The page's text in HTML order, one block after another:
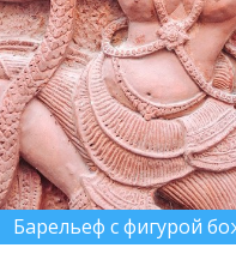
Барельеф с фигурой